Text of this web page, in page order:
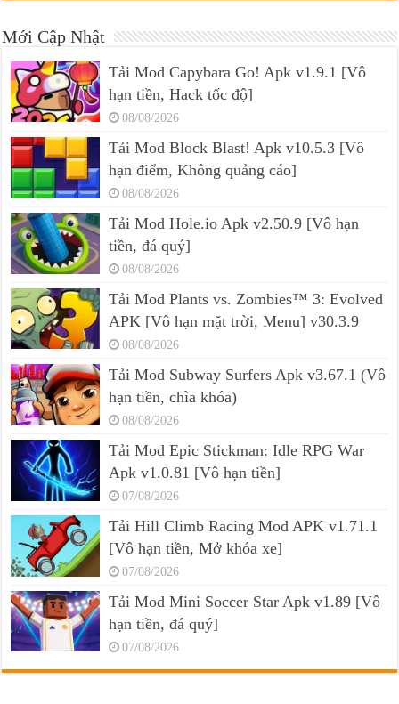
Mới Cập Nhật
Tải Mod Capybara Go! Apk v1.9.1 [Vô
hạn tiền, Hack tốc độ]
08/08/2026
Tải Mod Block Blast! Apk v10.5.3 [Vô
hạn điểm, Không quảng cáo]
08/08/2026
Tải Mod Hole.io Apk v2.50.9 [Vô hạn
tiền, đá quý]
08/08/2026
Tải Mod Plants vs. Zombies™ 3: Evolved
APK [Vô hạn mặt trời, Menu] v30.3.9
08/08/2026
Tải Mod Subway Surfers Apk v3.67.1 (Vô
hạn tiền, chìa khóa)
08/08/2026
Tải Mod Epic Stickman: Idle RPG War
Apk v1.0.81 [Vô hạn tiền]
07/08/2026
Tải Hill Climb Racing Mod APK v1.71.1
[Vô hạn tiền, Mở khóa xe]
07/08/2026
Tải Mod Mini Soccer Star Apk v1.89 [Vô
hạn tiền, đá quý]
07/08/2026